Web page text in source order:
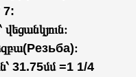
7:
՝ վեցանկյուն։
Резьба)։
՝ 31.75մմ=1 1/4